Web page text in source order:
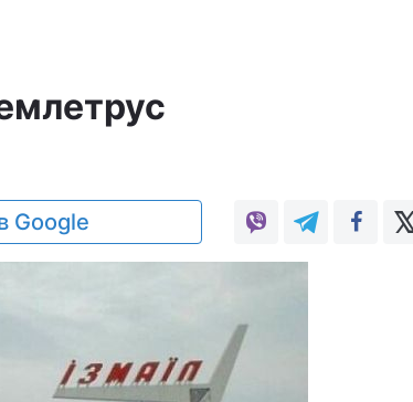
Google